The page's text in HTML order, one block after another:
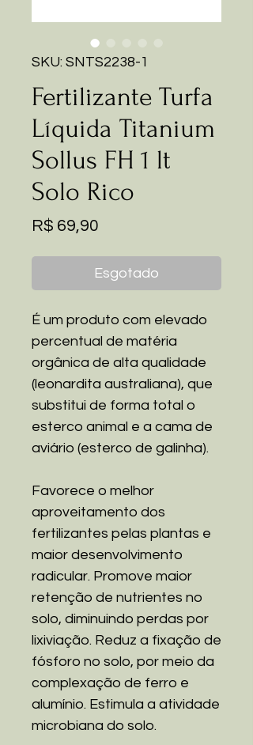
SKU: SNTS2238-1
Fertilizante Turfa
Líquida Titanium
Sollus FH 1 lt
Solo Rico
R$ 69,90
Esgotado
É um produto com elevado
percentual de matéria
orgânica de alta qualidade
(leonardita australiana), que
substitui de forma total o
esterco animal e a cama de
aviário (esterco de galinha).
Favorece o melhor
aproveitamento dos
fertilizantes pelas plantas e
maior desenvolvimento
radicular. Promove maior
retenção de nutrientes no
solo, diminuindo perdas por
lixiviação. Reduz a fixação de
fósforo no solo, por meio da
complexação de ferro e
alumínio. Estimula a atividade
microbiana do solo.